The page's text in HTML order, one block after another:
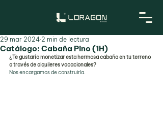
Catálogo: Cabaña Pino (1H)
29 mar 2024 2 min de lectura
¿Te gustaría monetizar esta hermosa cabaña en tu terreno
a través de alquileres vacacionales?
Nos encargamos de construirla.